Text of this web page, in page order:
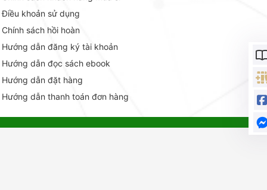
Điều khoản sử dụng
Chính sách hồi hoàn
Hướng dẫn đăng ký tài khoản
Hướng dẫn đọc sách ebook
Hướng dẫn đặt hàng
Hướng dẫn thanh toán đơn hàng